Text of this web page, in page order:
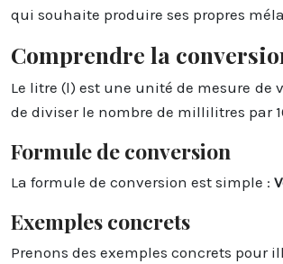
qui souhaite produire ses propres
Comprendre la
Le litre (l) est une unité de mesure
de diviser le nombre de millilitres par
Formule de conversion
La formule de conversion est simple :
Exemples concrets
Prenons des exemples concrets pour